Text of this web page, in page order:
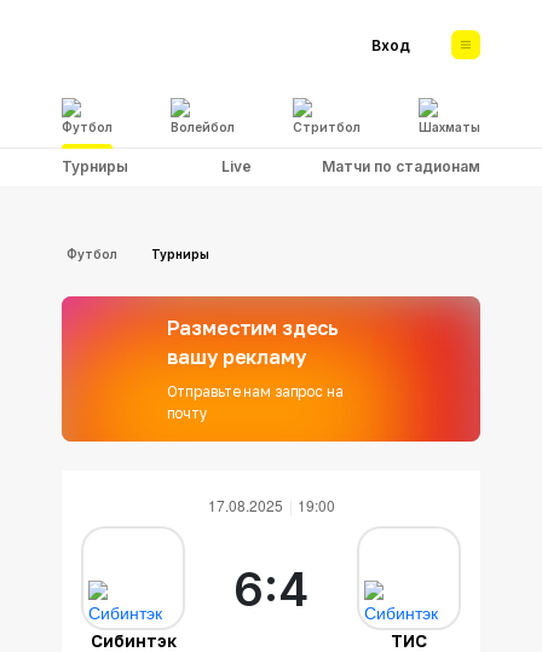
Футбол Волейбол Стритбол Шахматы
Вход
Турниры Live Матчи по стадионам
Футбол Турниры
Разместим здесь
вашу рекламу
Отправьте нам запрос на
почту
17.08.2025 19:00
Сибинтэк ТИС
6:4